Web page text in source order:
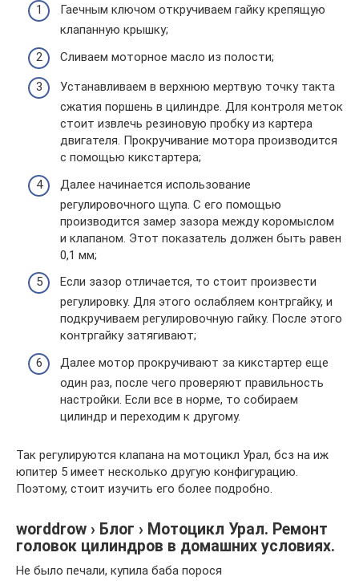
Гаечным ключом откручиваем гайку крепящую
клапанную крышку;
Сливаем моторное масло из полости;
Устанавливаем в верхнюю мертвую точку такта
сжатия поршень в цилиндре. Для контроля меток
стоит извлечь резиновую пробку из картера
двигателя. Прокручивание мотора производится
с помощью кикстартера;
Далее начинается использование
регулировочного щупа. С его помощью
производится замер зазора между коромыслом
и клапаном. Этот показатель должен быть равен
0,1 мм;
Если зазор отличается, то стоит произвести
регулировку. Для этого ослабляем контргайку, и
подкручиваем регулировочную гайку. После этого
контргайку затягивают;
Далее мотор прокручивают за кикстартер еще
один раз, после чего проверяют правильность
настройки. Если все в норме, то собираем
цилиндр и переходим к другому.
Так регулируются клапана на мотоцикл Урал, бсз на иж
юпитер 5 имеет несколько другую конфигурацию.
Поэтому, стоит изучить его более подробно.
worddrow › Блог › Мотоцикл Урал. Ремонт
головок цилиндров в домашних условиях.
Не было печали, купила баба порося